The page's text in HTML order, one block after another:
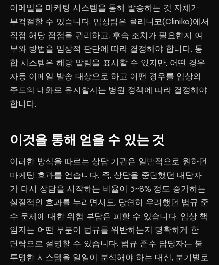
이메일을 마케팅 시스템을 통해 발송하는 것 자체가
부적절할 수 있습니다. 임상팀은 클리니코(Cliniko)에서
직접 해당 접점을 관리하고, 후속 조치가 필요한지 여
부와 방법을 임상적 판단에 따라 결정해야 합니다. 통
합 시스템은 해당 알림을 표시할 수 있지만, 어떤 경우
자동 이메일 발송 대상으로 하고 어떤 경우를 임상의
주도의 대화로 유지할지는 병원 정책에 따라 결정해야
합니다.
이것을 통해 얻을 수 있는 것
이러한 방식을 따르는 상담 기관은 일반적으로 원하던
마케팅 효과를 얻습니다. 즉, 상담을 중단했던 내담자
가 다시 상담을 시작하는 비율이 5~8% 정도 증가하는
실질적인 효과를 누리면서도, 당연히 우려했던 법규 준
수 문제에 대한 위험 부담은 피할 수 있습니다. 임상 책
임자는 어떤 부분이 법규를 위반하는지 명확하게 한
단락으로 설명할 수 있습니다. 법규 준수 담당자는 불
투명한 시스템을 일일이 분석해야 하는 대신, 분기별로